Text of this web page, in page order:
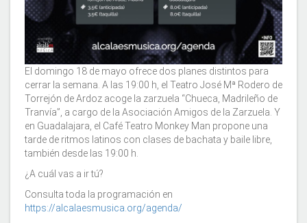
El domingo 18 de mayo ofrece dos planes distintos para
cerrar la semana. A las 19:00 h, el Teatro José Mª Rodero de
Torrejón de Ardoz acoge la zarzuela “Chueca, Madrileño de
Tranvía”, a cargo de la Asociación Amigos de la Zarzuela. Y
en Guadalajara, el Café Teatro Monkey Man propone una
tarde de ritmos latinos con clases de bachata y baile libre,
también desde las 19:00 h.
¿A cuál vas a ir tú?
Consulta toda la programación en
https://alcalaesmusica.org/agenda/